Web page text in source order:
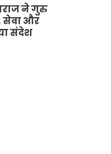
ने गुरु
सेवा और
संदेश